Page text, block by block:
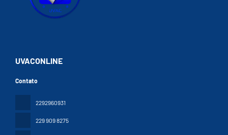
UVACONLINE
Contato
2292960931
229 909 8275